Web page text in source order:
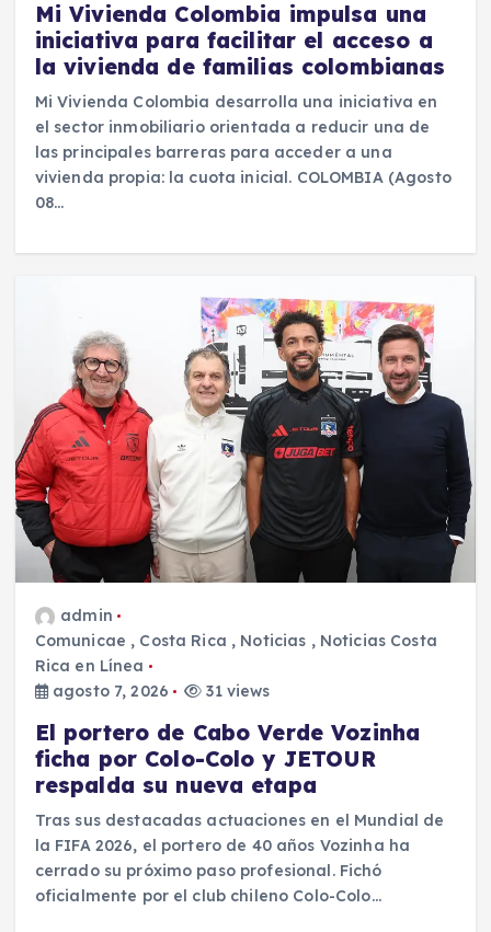
Mi Vivienda Colombia impulsa una
iniciativa para facilitar el acceso a
la vivienda de familias colombianas
Mi Vivienda Colombia desarrolla una iniciativa en
el sector inmobiliario orientada a reducir una de
las principales barreras para acceder a una
vivienda propia: la cuota inicial. COLOMBIA (Agosto
08…
admin
Comunicae , Costa Rica , Noticias , Noticias Costa
Rica en Línea
agosto 7, 2026
31 views
El portero de Cabo Verde Vozinha
ficha por Colo-Colo y JETOUR
respalda su nueva etapa
Tras sus destacadas actuaciones en el Mundial de
la FIFA 2026, el portero de 40 años Vozinha ha
cerrado su próximo paso profesional. Fichó
oficialmente por el club chileno Colo-Colo…